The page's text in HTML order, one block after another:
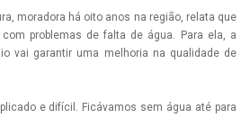
moradora há oito anos na região, relata que
problemas de falta de água. Para ela, a
vai garantir uma melhoria na qualidade de
e difícil. Ficávamos sem água até para